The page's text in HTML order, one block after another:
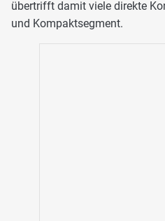
übertrifft damit viele direkte
und Kompaktsegment.